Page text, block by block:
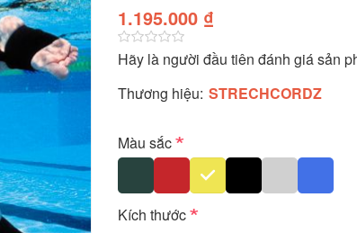
1.195.000 ₫
Hãy là người đầu tiên đánh giá sản
Thương hiệu: STRECHCORDZ
Màu sắc*
Kích thước*